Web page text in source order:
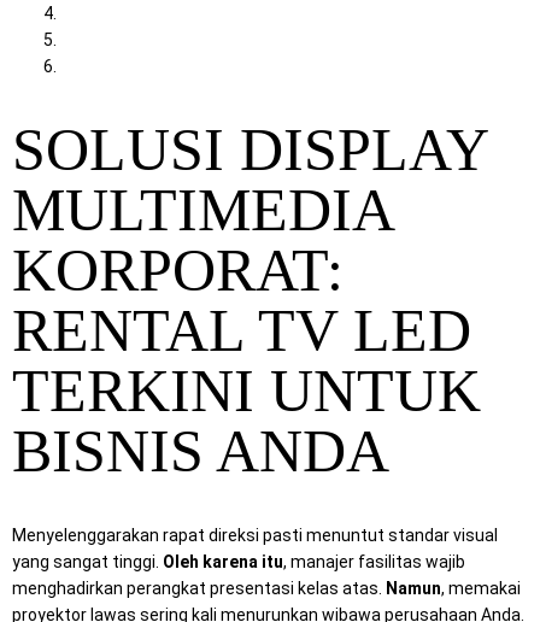
SOLUSI DISPLAY
MULTIMEDIA
KORPORAT:
RENTAL TV LED
TERKINI UNTUK
BISNIS ANDA
Menyelenggarakan rapat direksi pasti menuntut standar visual
yang sangat tinggi. Oleh karena itu, manajer fasilitas wajib
menghadirkan perangkat presentasi kelas atas. Namun, memakai
proyektor lawas sering kali menurunkan wibawa perusahaan Anda.